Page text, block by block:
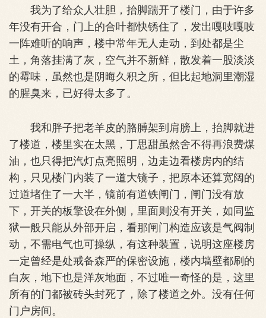
我为了给众人壮胆，抬脚踹开了楼门，由于许多
年没有开合，门上的合叶都快锈住了，发出嘎吱嘎吱
一阵难听的响声，楼中常年无人走动，到处都是尘
土，角落挂满了灰，空气并不新鲜，散发着一股淡淡
的霉味，虽然也是阴晦久积之所，但比起地洞里潮湿
的腥臭来，已好得太多了。
我和胖子把老羊皮的胳膊架到肩膀上，抬脚就进
了楼道，楼里实在太黑，丁思甜虽然舍不得再浪费煤
油，也只得把汽灯点亮照明，边走边看楼房内的结
构，只见楼门内装了一道大镜子，把原本还算宽阔的
过道堵住了一大半，镜前有道铁闸门，闸门没有放
下，开关的板擎设在外侧，里面则没有开关，如同监
狱一般只能从外部开启，看那闸门构造应该是气阀制
动，不需电气也可操纵，有这种装置，说明这座楼房
一定曾经是处戒备森严的保密设施，楼内墙壁都刷的
白灰，地下也是洋灰地面，不过唯一奇怪的是，这里
所有的门都被砖头封死了，除了楼道之外。没有任何
门户房间。